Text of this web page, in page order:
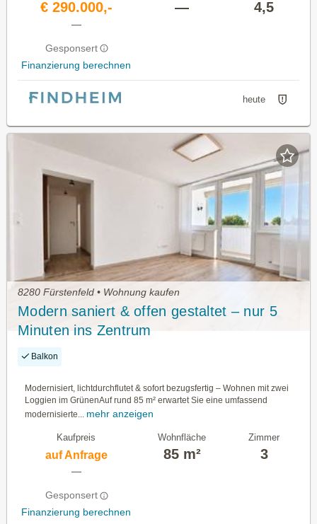
€ 290.000,-
—
Gesponsert
Finanzierung berechnen
— 4,5
heute
8280 Fürstenfeld • Wohnung kaufen
Modern saniert & offen gestaltet – nur 5
Minuten ins Zentrum
Balkon
Modernisiert, lichtdurchflutet & sofort bezugsfertig – Wohnen mit zwei
Loggien im GrünenAuf rund 85 m² erwartet Sie eine umfassend
modernisierte... mehr anzeigen
Kaufpreis
auf Anfrage
—
Gesponsert
Finanzierung berechnen
Wohnfläche
85 m²
Zimmer
3